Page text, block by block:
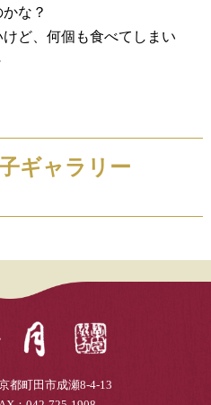
な？
ど、何個も食べてしまい
ギャラリー
都町田市成瀬8-4-13